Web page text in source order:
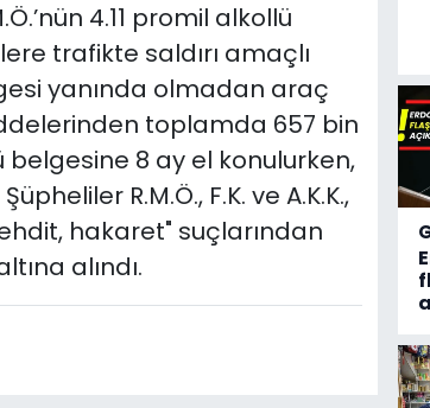
4.11 promil alkollü
trafikte saldırı amaçlı
yanında olmadan araç
toplamda 657 bin
belgesine 8 ay el konulurken,
R.M.Ö., F.K. ve A.K.K.,
hakaret" suçlarından
alındı.